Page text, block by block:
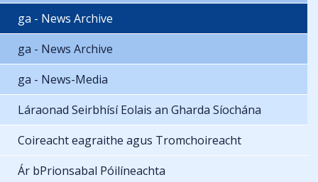
ga - News Archive
ga - News Archive
ga - News-Media
Láraonad Seirbhísí Eolais an Gharda Síochána
Coireacht eagraithe agus Tromchoireacht
Ár bPrionsabal Póilíneachta